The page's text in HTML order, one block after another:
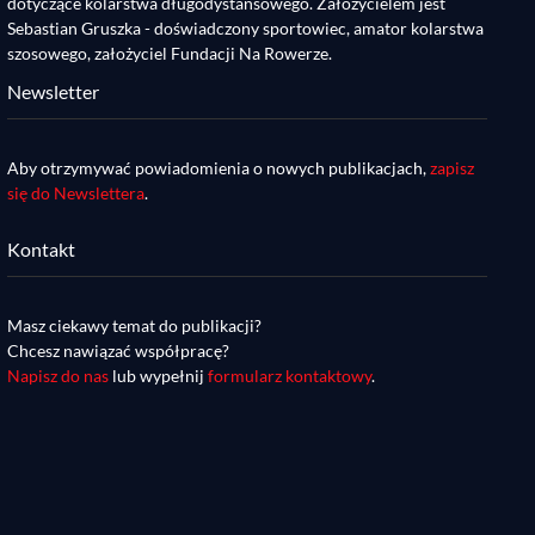
Sebastian Gruszka - doświadczony sportowiec, amator kolarstwa
szosowego, założyciel Fundacji Na Rowerze.
Newsletter
Aby otrzymywać powiadomienia o nowych publikacjach,zapisz
się do Newslettera.
Kontakt
Masz ciekawy temat do publikacji?
Chcesz nawiązać współpracę?
Napisz do nas lub wypełnijformularz kontaktowy.